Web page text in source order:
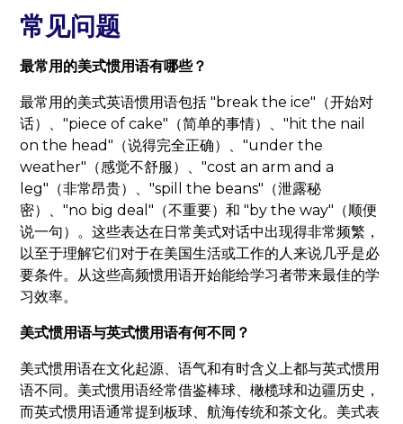
常见问题
最常用的美式惯用语有哪些？
最常用的美式英语惯用语包括 "break the ice"（开始对
话）、"piece of cake"（简单的事情）、"hit the nail
on the head"（说得完全正确）、"under the
weather"（感觉不舒服）、"cost an arm and a
leg"（非常昂贵）、"spill the beans"（泄露秘
密）、"no big deal"（不重要）和 "by the way"（顺便
说一句）。这些表达在日常美式对话中出现得非常频繁，
以至于理解它们对于在美国生活或工作的人来说几乎是必
要条件。从这些高频惯用语开始能给学习者带来最佳的学
习效率。
美式惯用语与英式惯用语有何不同？
美式惯用语在文化起源、语气和有时含义上都与英式惯用
语不同。美式惯用语经常借鉴棒球、橄榄球和边疆历史，
而英式惯用语通常提到板球、航海传统和茶文化。美式表